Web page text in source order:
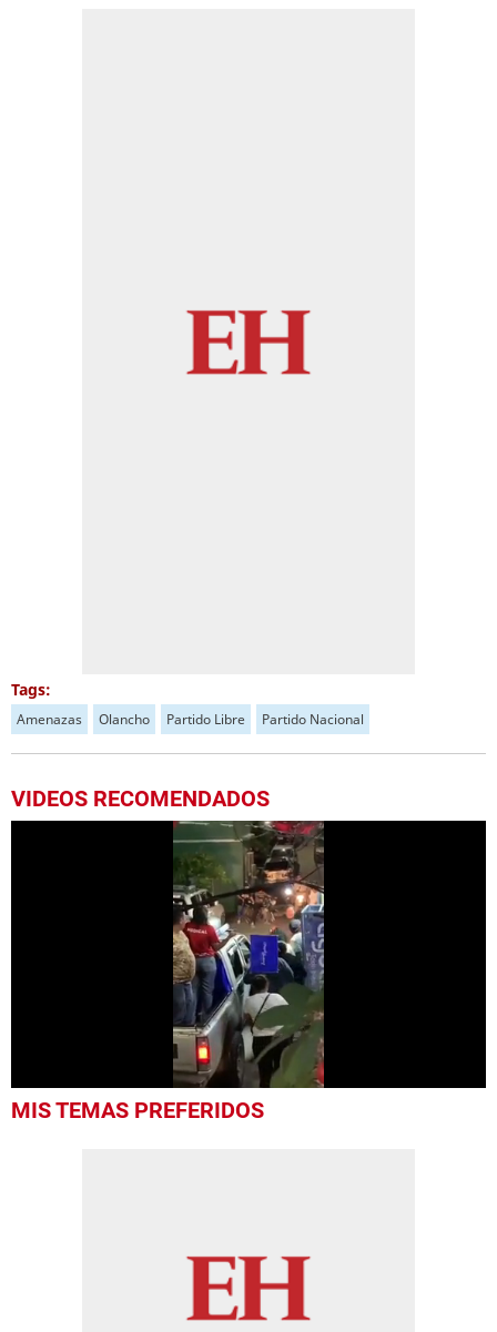
Tags:
Amenazas Olancho Partido Libre Partido Nacional
VIDEOS RECOMENDADOS
seconds
MIS TEMAS PREFERIDOS